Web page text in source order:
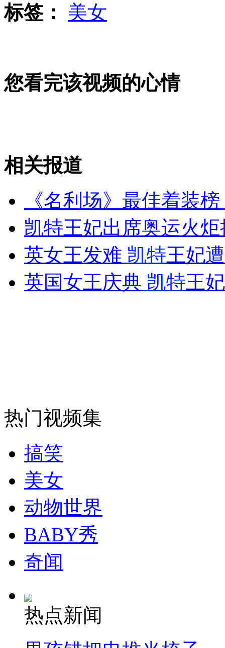
刘翔意外摔倒引发体育迷议论
外国裸女在昆明街头散步
山西运城恶犬咬伤多人 警民合力深夜将其击毙
无痛分娩是否安全 医生回应
外交部：反对强权政治霸凌主义
走！跟着总书记去植树
消防员救轻生者
纽约上演“枕头大战”
司机酒驾遇交警 急速倒车逃窜
标签：
美女
您看完该视频的心情
相关报道
《名利场》最佳着装榜
凯特王妃出席奥运火
英女王发难 凯特王妃
英国女王庆典 凯特王
热门视频集
搞笑
美女
动物世界
BABY秀
奇闻
热点新闻